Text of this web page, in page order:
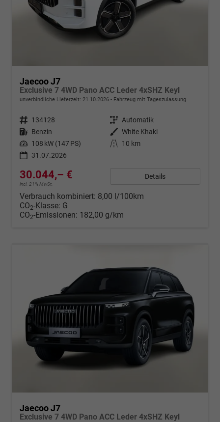
Jaecoo J7
Exclusive 7 4WD Pano ACC Leder 4xSHZ Keyl
unverbindliche Lieferzeit: 21.10.2026 Fahrzeug mit Tageszulassung
Fahrzeugnr. 134128 Getriebe Automatik
Kraftstoff Benzin Außenfarbe White Khaki
Leistung 108 kW (147 PS) Kilometerstand
10 km
31.07.2026
30.044,– €
incl. 21% MwSt.
Details
Verbrauch kombiniert: 8,00 l/100km
CO2-Klasse: G
CO2-Emissionen: 182,00 g/km
Jaecoo J7
Exclusive 7 4WD Pano ACC Leder 4xSHZ Keyl